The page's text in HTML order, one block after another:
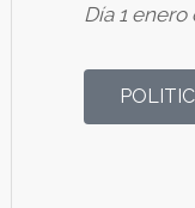
Día 1 enero